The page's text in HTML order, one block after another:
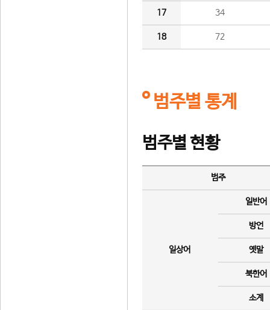
17 34
18 72
범주별 통계
범주별 현황
범주
일상어
일반어
방언
옛말
북한어
소계